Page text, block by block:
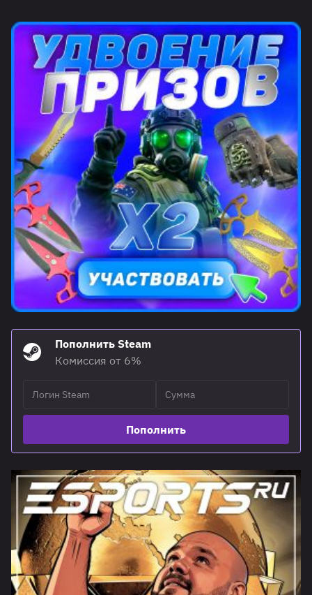
Пополнить Steam
Комиссия от 6%
Пополнить